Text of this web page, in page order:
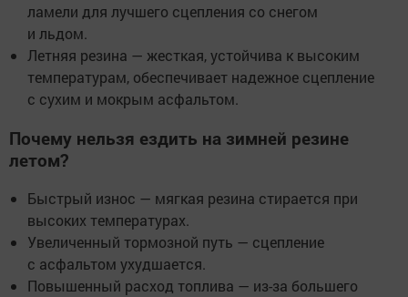
ламели для лучшего сцепления со снегом
и льдом.
Летняя резина — жесткая, устойчива к высоким
температурам, обеспечивает надежное сцепление
с сухим и мокрым асфальтом.
Почему нельзя ездить на зимней резине
летом?
Быстрый износ — мягкая резина стирается при
высоких температурах.
Увеличенный тормозной путь — сцепление
с асфальтом ухудшается.
Повышенный расход топлива — из-за большего